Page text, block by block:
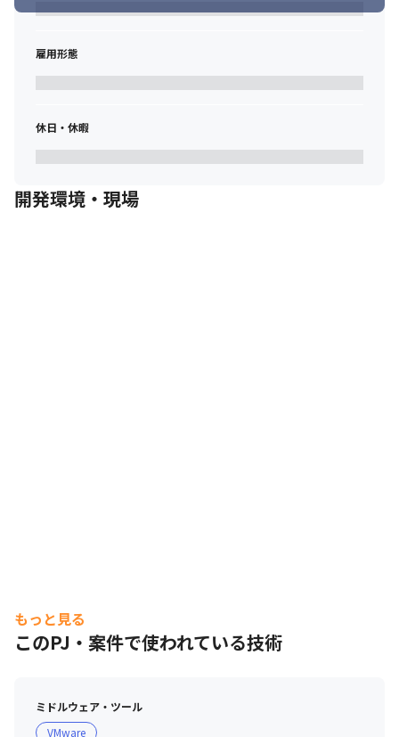
雇用形態
休日・休暇
開発環境・現場
研修を通しスキルアップを図ることが可能。
もっと見る
このPJ・案件で使われている技術
ミドルウェア・ツール
VMware